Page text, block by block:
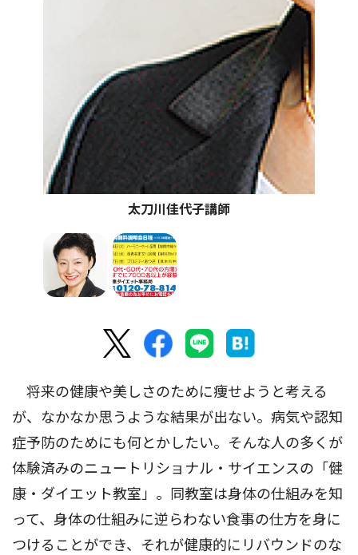
太刀川佳代子講師
将来の健康や美しさのために痩せようと考える
が、なかなか思うような結果が出ない。病気や認知
症予防のためにも何とかしたい。そんな人の多くが
体験済みのニュートリショナル・サイエンスの「健
康・ダイエット教室」。同教室は身体の仕組みを知
って、身体の仕組みに逆らわない食事の仕方を身に
つけることができ、それが健康的にリバウンドのな